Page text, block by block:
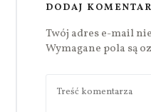
DODAJ
Twój adres e-mail
Wymagane pola są